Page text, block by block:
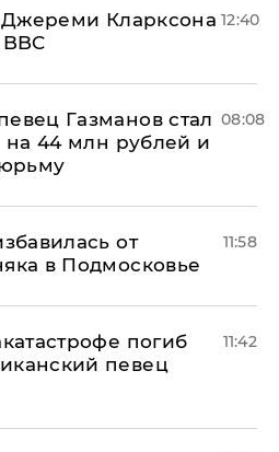
Джереми Кларксона 12:40
Газманов стал
на 44 млн рублей и
08:08
от
в Подмосковье
11:58
погиб
певец
11:42